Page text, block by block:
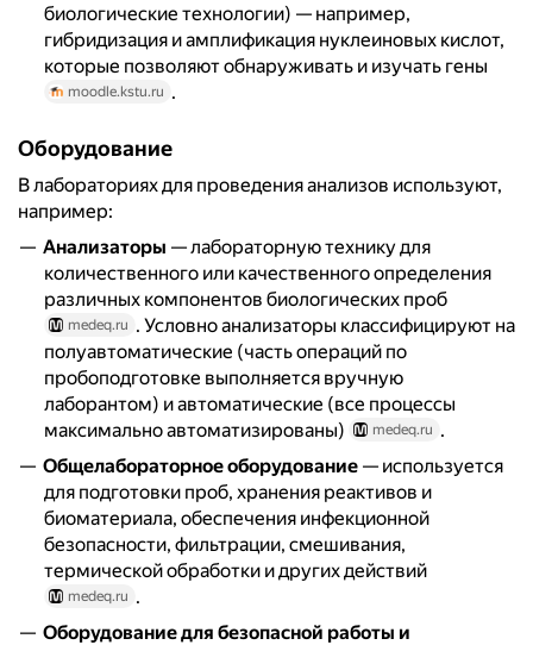
биологические технологии) — например,
гибридизация и амплификация нуклеиновых кислот,
которые позволяют обнаруживать и изучать гены
moodle.kstu.ru .
Оборудование
В лабораториях для проведения анализов используют,
например:
Анализаторы — лабораторную технику для
количественного или качественного определения
различных компонентов биологических проб
medeq.ru . Условно анализаторы классифицируют на
полуавтоматические (часть операций по
пробоподготовке выполняется вручную
лаборантом) и автоматические (все процессы
максимально автоматизированы)
medeq.ru .
Общелабораторное оборудование — используется
для подготовки проб, хранения реактивов и
биоматериала, обеспечения инфекционной
безопасности, фильтрации, смешивания,
термической обработки и других действий
medeq.ru .
Оборудование для безопасной работы и